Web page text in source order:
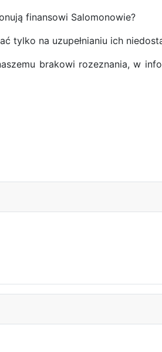
finansowi Salomonowie?
tylko na uzupełnianiu ich
brakowi rozeznania, w